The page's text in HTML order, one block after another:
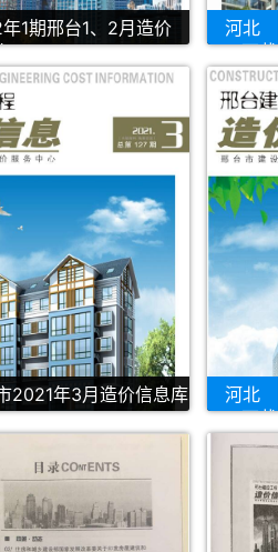
1期邢台1、2月造价
河北
PDF下载
2021年3月造价信息库
河北
PDF下载